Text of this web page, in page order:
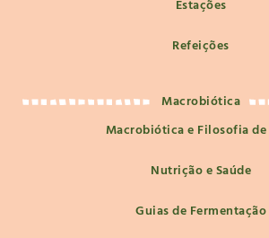
Estações
Refeições
Macrobiótica
Macrobiótica e Filosofia
Nutrição e Saúde
Guias de Fermentação